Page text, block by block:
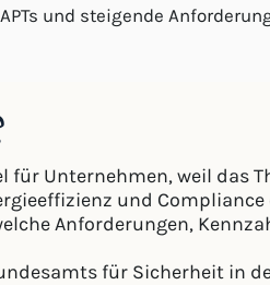
und steigende
für Unternehmen, weil das
und Compliance
Anforderungen,
für Sicherheit in